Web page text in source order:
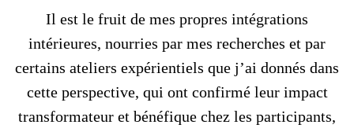
Il est le fruit de mes propres intégrations
intérieures, nourries par mes recherches et par
certains ateliers expérientiels que j’ai donnés dans
cette perspective, qui ont confirmé leur impact
transformateur et bénéfique chez les participants,